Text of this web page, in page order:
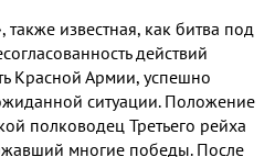
, также известная, как битва под
действий
Красной Армии, успешно
ситуации. Положение
полководец Третьего рейха
многие победы. После